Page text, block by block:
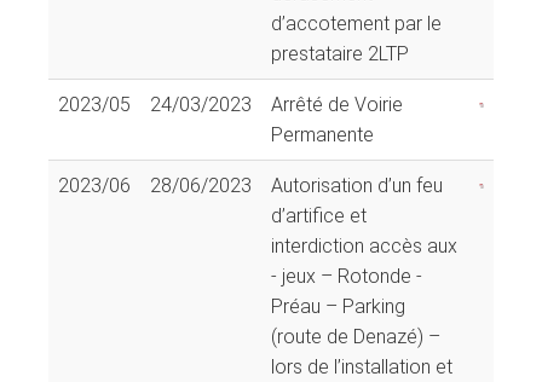
d’accotement par le
prestataire 2LTP
2023/05 24/03/2023
Arrêté de Voirie
Permanente
2023/06 28/06/2023
Autorisation d’un feu
d’artifice et
interdiction accès aux
- jeux – Rotonde -
Préau – Parking
(route de Denazé) –
lors de l’installation et